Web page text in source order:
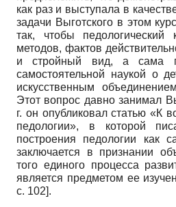
как раз и выступала в
задачи Выготского в этом
так, чтобы педологический
методов, фактов
и стройный вид, а сама
самостоятельной наукой о
искусственным
Этот вопрос давно занимал
г. он опубликовал статью «К
педологии», в которой
построения педологии как
заключается в признании
того единого процесса
является предметом ее
с. 102].